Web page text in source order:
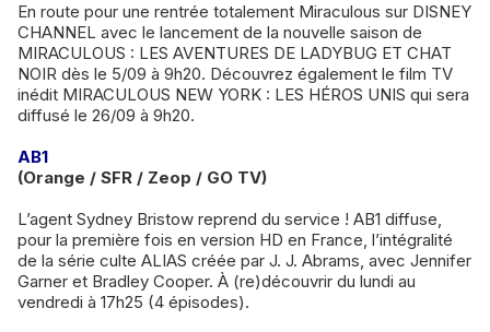
En route pour une rentrée totalement Miraculous sur DISNEY
CHANNEL avec le lancement de la nouvelle saison de
MIRACULOUS : LES AVENTURES DE LADYBUG ET CHAT
NOIR dès le 5/09 à 9h20. Découvrez également le film TV
inédit MIRACULOUS NEW YORK : LES HÉROS UNIS qui sera
diffusé le 26/09 à 9h20.
AB1
(Orange / SFR / Zeop / GO TV)
L’agent Sydney Bristow reprend du service ! AB1 diffuse,
pour la première fois en version HD en France, l’intégralité
de la série culte ALIAS créée par J. J. Abrams, avec Jennifer
Garner et Bradley Cooper. À (re)découvrir du lundi au
vendredi à 17h25 (4 épisodes).